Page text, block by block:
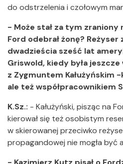
do odstrzelenia i czołowym
- Może stał za tym
Ford odebrał żonę? Reżyser
dwadzieścia sześć lat
Griswold, kiedy była jeszcze
z Zygmuntem Kałużyńskim
ale też współpracownikiem
K.Sz.: - Kałużyński, pisząc na
kierował się też osobistym
w skierowanej przeciwko
propagandowej nie mogła być